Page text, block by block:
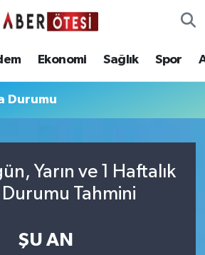
Ekonomi Sağlık Spor
Durumu
Yarın ve 1 Haftalık
Durumu Tahmini
ŞU AN
Eczaneler
Yoğunluk Haritası
Durumu ve Fikstür